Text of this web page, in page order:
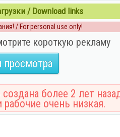
/ Download links
/ For personal use only!
короткую рекламу
более 2 лет
очень низкая.